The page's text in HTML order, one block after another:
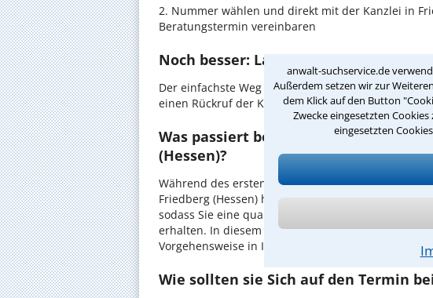
anwalt-suchservice.de
Außerdem setzen wir zur
dem Klick auf den Button
Zwecke eingesetzten
eingesetzten
2. Nummer wählen und direkt mit der Kanzlei in
Beratungstermin vereinbaren
Noch besser: Lassen Sie sich
Der einfachste Weg zum Anwalt in Friedberg
einen Rückruf der Kanzlei anzufordern - probieren
Was passiert beim anwaltlichen
(Hessen)?
Während des ersten Gesprächs mit Ihrem
Friedberg (Hessen) haben Sie die Möglichkeit, in
sodass Sie eine qualifizierte Einschätzung zu
erhalten. In diesem Termin besprechen Sie dann
Vorgehensweise in Ihrem Fall.
Wie sollten sie Sich auf den Termin